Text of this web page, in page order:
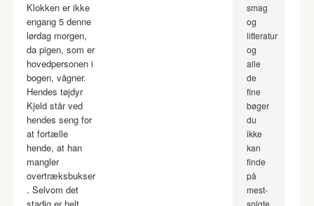
Klokken er ikke
engang 5 denne
lørdag morgen,
da pigen, som er
hovedpersonen i
bogen, vågner.
Hendes tøjdyr
Kjeld står ved
hendes seng for
at fortælle
hende, at han
mangler
overtræksbukser
. Selvom det
smag
og
litteratur
og
alle
de
fine
bøger
du
ikke
kan
finde
på
mest-
solgte